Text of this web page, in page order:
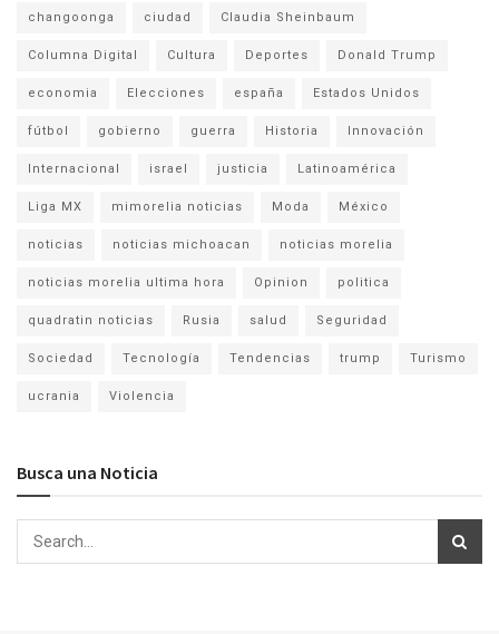
changoonga ciudad Claudia Sheinbaum
Columna Digital Cultura Deportes Donald Trump
economia Elecciones españa Estados Unidos
fútbol gobierno guerra Historia Innovación
Internacional israel justicia Latinoamérica
Liga MX mimorelia noticias Moda México
noticias noticias michoacan noticias morelia
noticias morelia ultima hora Opinion politica
quadratin noticias Rusia salud Seguridad
Sociedad Tecnología Tendencias trump Turismo
ucrania Violencia
Busca una Noticia